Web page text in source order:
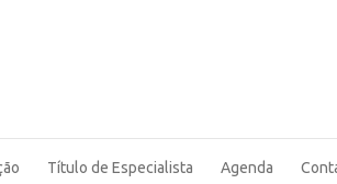
Título de Especialista Agenda